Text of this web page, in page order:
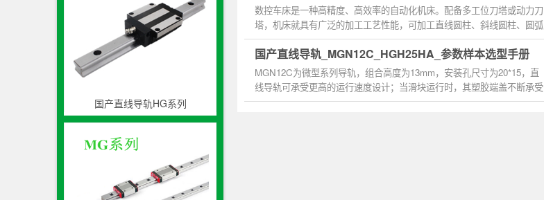
国产直线导轨HG系列
数控车床是一种高精度、高效率的自动化机床。配备多工位刀塔或动力刀
塔，机床就具有广泛的加工工艺性能，可加工直线圆柱、斜线圆柱、圆弧
和各种螺...
国产直线导轨_MGN12C_HGH25HA_参数样本选型手册
MGN12C为微型系列导轨，组合高度为13mm，安装孔尺寸为20*15，直
线导轨可承受更高的运行速度设计；当滑块运行时，其塑胶端盖不断承受
钢珠循环回流向时所...